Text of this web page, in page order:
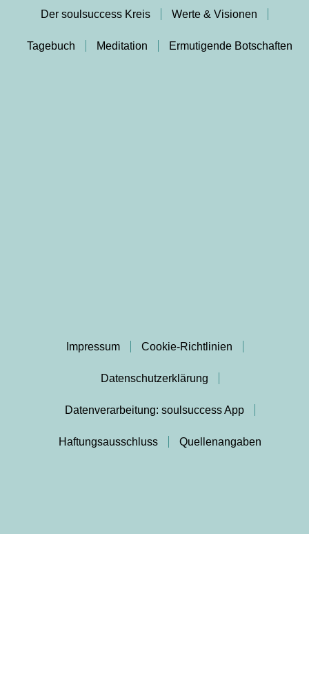
Der soulsuccess Kreis Werte & Visionen
Tagebuch Meditation Ermutigende Botschaften
Impressum Cookie-Richtlinien
Datenschutzerklärung
Datenverarbeitung: soulsuccess App
Haftungsausschluss Quellenangaben